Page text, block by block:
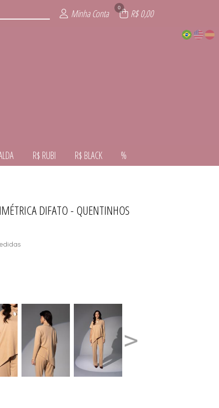
Minha Conta 0 R$ 0,00
R$ RUBI R$ BLACK %
DIFATO - QUENTINHOS